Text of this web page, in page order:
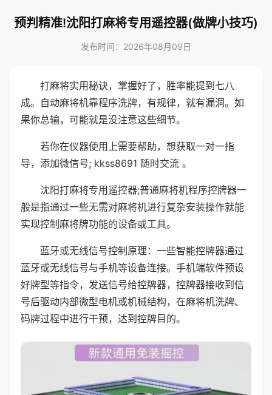
预判精准!沈阳打麻将专用遥控器(做牌小技巧)
发布时间：2026年08月09日
打麻将实用秘诀，掌握好了，胜率能提到七八
成。自动麻将机靠程序洗牌，有规律，就有漏洞。如
果你总输，可能就是没注意这些细节。
若你在仪器使用上需要帮助，想获取一对一指
导，添加微信号; kkss8691 随时交流 。
沈阳打麻将专用遥控器;普通麻将机程序控牌器一
般是指通过一些无需对麻将机进行复杂安装操作就能
实现控制麻将牌功能的设备或工具。
蓝牙或无线信号控制原理：一些智能控牌器通过
蓝牙或无线信号与手机等设备连接。手机端软件预设
好牌型等指令，发送信号给控牌器，控牌器接收到信
号后驱动内部微型电机或机械结构，在麻将机洗牌、
码牌过程中进行干预，达到控牌目的。